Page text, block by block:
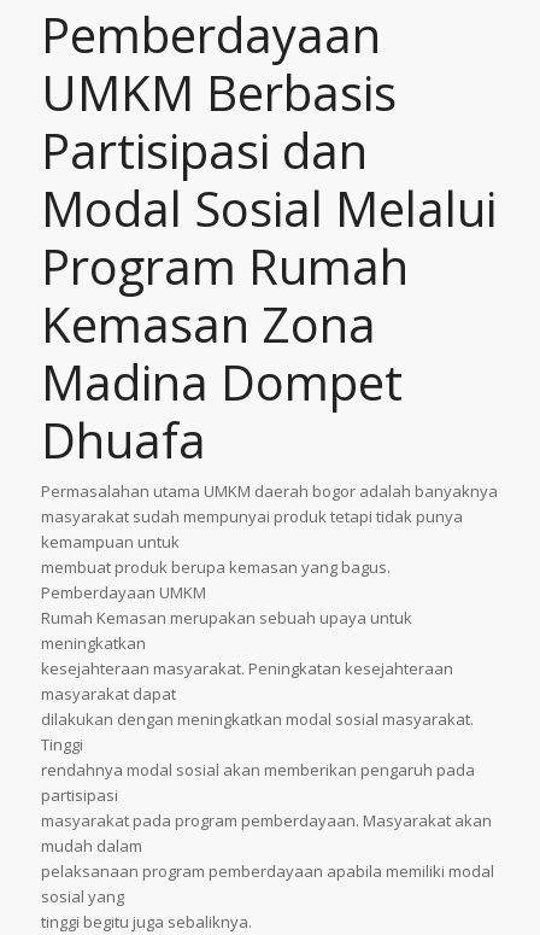
Pemberdayaan
UMKM Berbasis
Partisipasi dan
Modal Sosial Melalui
Program Rumah
Kemasan Zona
Madina Dompet
Dhuafa
Permasalahan utama UMKM daerah bogor adalah banyaknya
masyarakat sudah mempunyai produk tetapi tidak punya
kemampuan untuk
membuat produk berupa kemasan yang bagus.
Pemberdayaan UMKM
Rumah Kemasan merupakan sebuah upaya untuk
meningkatkan
kesejahteraan masyarakat. Peningkatan kesejahteraan
masyarakat dapat
dilakukan dengan meningkatkan modal sosial masyarakat.
Tinggi
rendahnya modal sosial akan memberikan pengaruh pada
partisipasi
masyarakat pada program pemberdayaan. Masyarakat akan
mudah dalam
pelaksanaan program pemberdayaan apabila memiliki modal
sosial yang
tinggi begitu juga sebaliknya.